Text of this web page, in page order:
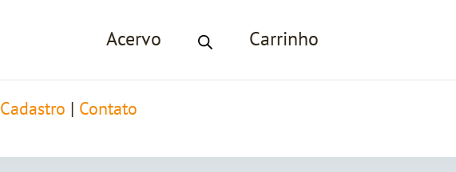
Acervo Carrinho
Cadastro Contato